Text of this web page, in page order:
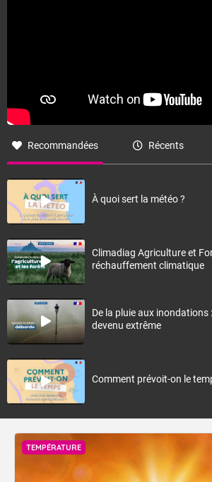
Recommandées Récents
À quoi sert la météo ?
Climadiag Agriculture et
réchauffement climatique
De la pluie aux inondations
devenu extrême
Comment prévoit-on le
TEMPÉRATURE